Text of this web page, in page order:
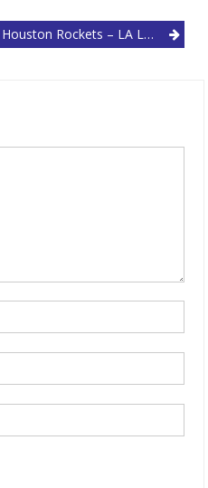
Houston Rockets – LA Lakers : Débrief D’un Game 1 Surprenant…